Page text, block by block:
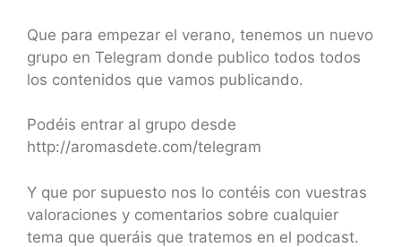
Que para empezar el verano, tenemos un nuevo
grupo en Telegram donde publico todos todos
los contenidos que vamos publicando.
Podéis entrar al grupo desde
http://aromasdete.com/telegram
Y que por supuesto nos lo contéis con vuestras
valoraciones y comentarios sobre cualquier
tema que queráis que tratemos en el podcast.